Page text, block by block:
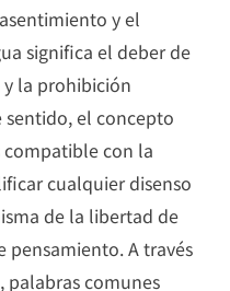
y el
significa el deber de
la prohibición
sentido, el concepto
compatible con la
cualquier disenso
de la libertad de
pensamiento. A través
comunes